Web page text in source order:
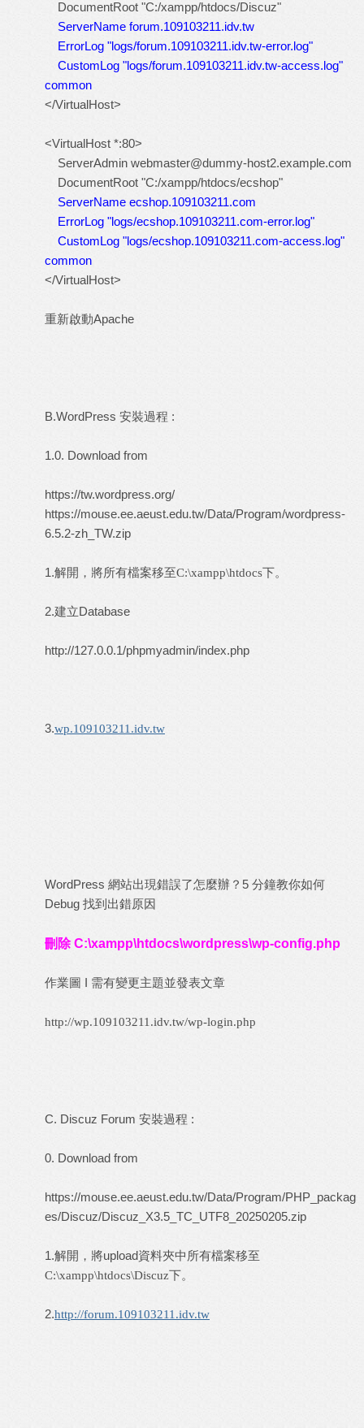
DocumentRoot "C:/xampp/htdocs/Discuz"
ServerName forum.109103211.idv.tw
ErrorLog "logs/forum.109103211.idv.tw-error.log"
CustomLog "logs/forum.109103211.idv.tw-access.log"
common
</VirtualHost>
<VirtualHost *:80>
ServerAdmin webmaster@dummy-host2.example.com
DocumentRoot "C:/xampp/htdocs/ecshop"
ServerName ecshop.109103211.com
ErrorLog "logs/ecshop.109103211.com-error.log"
CustomLog "logs/ecshop.109103211.com-access.log"
common
</VirtualHost>
重新啟動Apache
B.WordPress 安裝過程 :
1.0. Download from
https://tw.wordpress.org/
https://mouse.ee.aeust.edu.tw/Data/Program/wordpress-
6.5.2-zh_TW.zip
1.解開，將所有檔案移至C:\xampp\htdocs下。
2.建立Database
http://127.0.0.1/phpmyadmin/index.php
3.wp.109103211.idv.tw
WordPress 網站出現錯誤了怎麼辦？5 分鐘教你如何
Debug 找到出錯原因
刪除 C:\xampp\htdocs\wordpress\wp-config.php
作業圖 I 需有變更主題並發表文章
http://wp.109103211.idv.tw/wp-login.php
C. Discuz Forum 安裝過程 :
0. Download from
https://mouse.ee.aeust.edu.tw/Data/Program/PHP_packag
es/Discuz/Discuz_X3.5_TC_UTF8_20250205.zip
1.解開，將upload資料夾中所有檔案移至
C:\xampp\htdocs\Discuz下。
2.http://forum.109103211.idv.tw